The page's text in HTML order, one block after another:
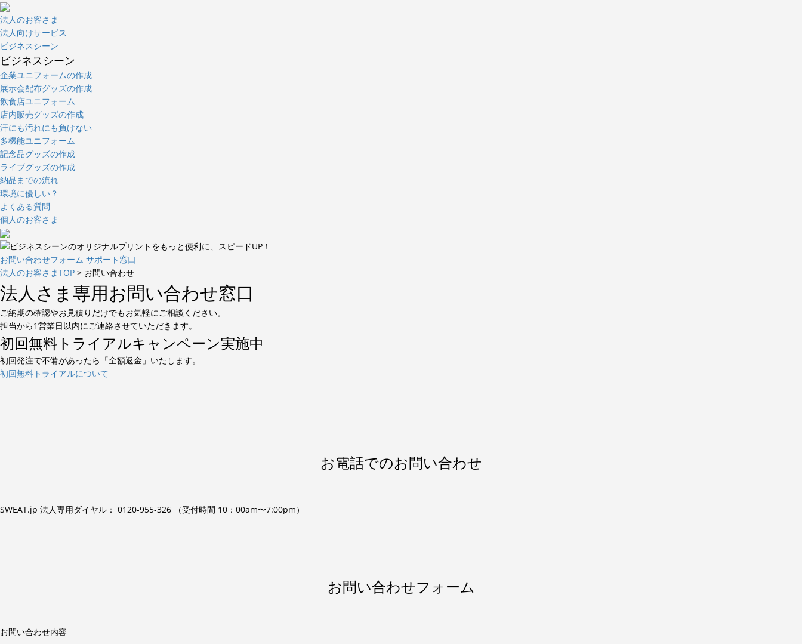
法人のお客さま
法人向けサービス
ビジネスシーン
ビジネスシーン
企業ユニフォームの作成
展示会配布グッズの作成
飲食店ユニフォーム
店内販売グッズの作成
汗にも汚れにも負けない
多機能ユニフォーム
記念品グッズの作成
ライブグッズの作成
納品までの流れ
環境に優しい？
よくある質問
個人のお客さま
お問い合わせフォーム サポート窓口
法人のお客さまTOP > お問い合わせ
法人さま専用お問い合わせ窓口
ご納期の確認やお見積りだけでもお気軽にご相談ください。
担当から1営業日以内にご連絡させていただきます。
初回無料トライアルキャンペーン実施中
初回発注で不備があったら「全額返金 」いたします。
初回無料トライアルについて
お電話でのお問い合わせ
SWEAT.jp 法人専用ダイヤル： 0120-955-326 （受付時間 10：00am〜7:00pm）
お問い合わせフォーム
お問い合わせ内容